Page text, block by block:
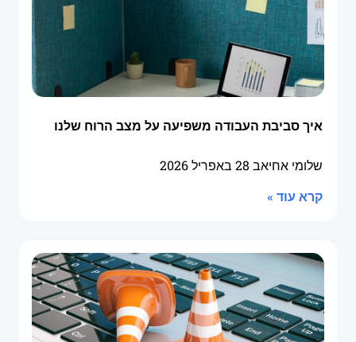
איך סביבת העבודה משפיעה על מצב הרוח שלנו
שלומי אחיאב 28 באפריל 2026
קרא עוד »